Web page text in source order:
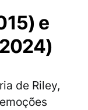
e
de Riley,